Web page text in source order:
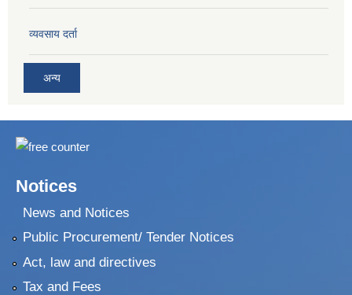
व्यवसाय दर्ता
अन्य
Notices
News and Notices
Public Procurement/ Tender Notices
Act, law and directives
Tax and Fees